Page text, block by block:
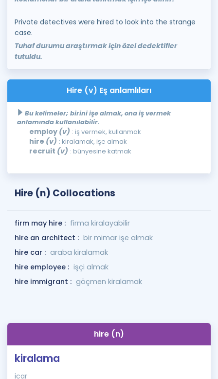
Private detectives were hired to look into the strange
case.
Tuhaf durumu araştırmak için özel dedektifler
tutuldu.
Hire (v) Eş anlamlıları
Bu kelimeler; birini işe almak, ona iş vermek
anlamında kullanılabilir.
employ (v) : iş vermek, kullanmak
hire (v) : kiralamak, işe almak
recruit (v) : bünyesine katmak
Hire (n) Collocations
firm may hire : firma kiralayabilir
hire an architect : bir mimar işe almak
hire car : araba kiralamak
hire employee : işçi almak
hire immigrant : göçmen kiralamak
hire (n)
kiralama
icar